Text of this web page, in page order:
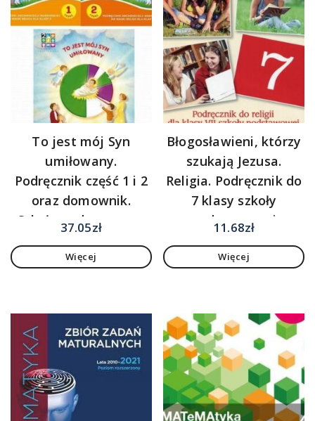
To jest mój Syn
umiłowany.
Podręcznik część 1 i 2
oraz domownik.
Szkoła podstawowa.
37.05zł
Więcej
Błogosławieni, którzy
szukają Jezusa.
Religia. Podręcznik do
7 klasy szkoły
podstawowej
11.68zł
Więcej